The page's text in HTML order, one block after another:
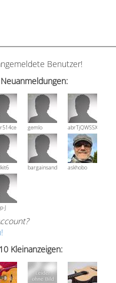
Benutzer!
gemlo abrTjQWSSXuVznPolE
bargainsandmoreaskhobo
J
Kleinanzeigen: